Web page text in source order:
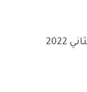
العالمية في